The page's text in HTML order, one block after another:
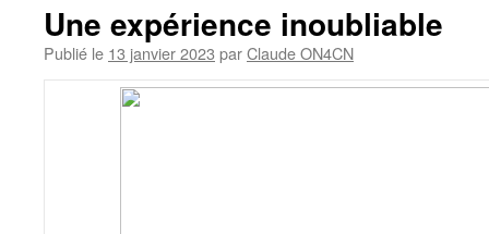
Une expérience inoubliable
Publié le 13 janvier 2023 parClaude ON4CN